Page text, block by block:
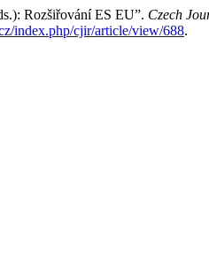
Rozšiřování ES EU”. Czech
index.php/cjir/article/view/688.